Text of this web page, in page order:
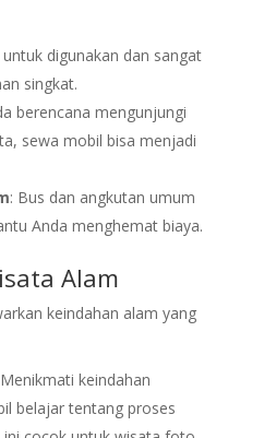
digunakan dan sangat
singkat.
berencana mengunjungi
sewa mobil bisa menjadi
: Bus dan angkutan umum
Anda menghemat biaya.
Alam
keindahan alam yang
keindahan
belajar tentang proses